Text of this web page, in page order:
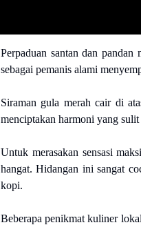
Perpaduan santan dan pandan
sebagai pemanis alami
Siraman gula merah cair di
menciptakan harmoni yang
Untuk merasakan sensasi
hangat. Hidangan ini sangat
kopi.
Beberapa penikmat kuliner